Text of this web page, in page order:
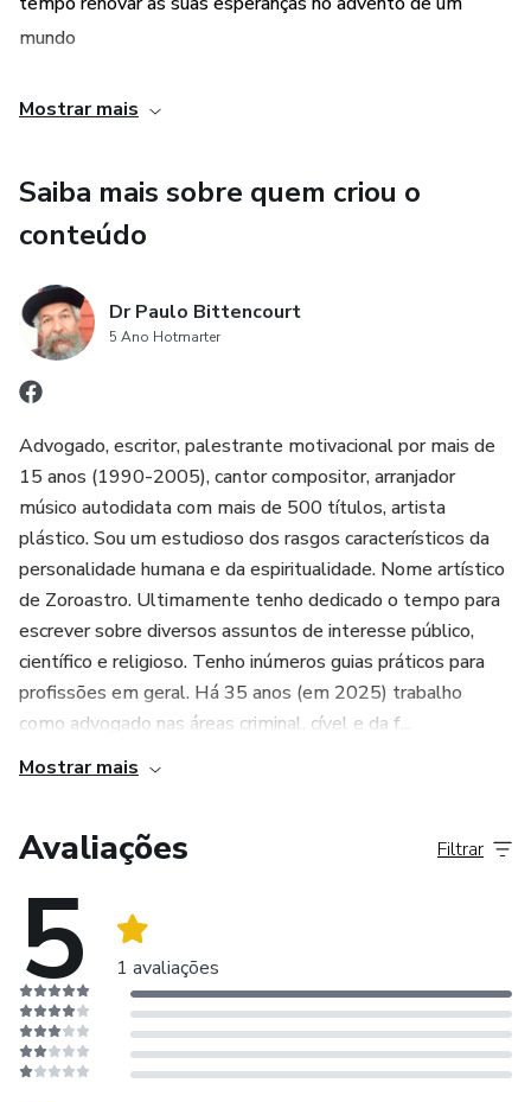
telepatia, entre outras capacidades que já estão
florescendo na juventude.
mundo
melhor. Esta obra é uma fonte de novos conhecimentos!
faculdades mediúnicas. Obra concebida através da
psicodigitação.
Mostrar mais
Saiba mais sobre quem criou o
conteúdo
Dr Paulo Bittencourt
5 Ano Hotmarter
Advogado, escritor, palestrante motivacional por mais de
15 anos (1990-2005), cantor compositor, arranjador
músico autodidata com mais de 500 títulos, artista
plástico. Sou um estudioso dos rasgos característicos da
personalidade humana e da espiritualidade. Nome artístico
de Zoroastro. Ultimamente tenho dedicado o tempo para
escrever sobre diversos assuntos de interesse público,
científico e religioso. Tenho inúmeros guias práticos para
profissões em geral. Há 35 anos (em 2025) trabalho
como advogado nas áreas criminal, cível e da f...
Mostrar mais
Avaliações
5 1 avaliações
Filtrar